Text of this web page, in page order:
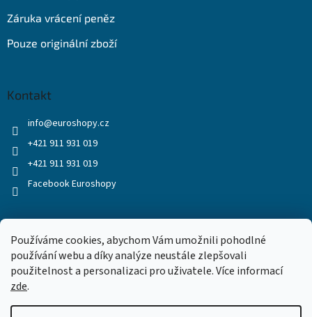
Používáme cookies, abychom Vám umožnili pohodlné
používání webu a díky analýze neustále zlepšovali
použitelnost a personalizaci pro uživatele. Více informací
zde.
Záruka vrácení peněz
Pouze originální zboží
Kontakt
info@euroshopy.cz
+421 911 931 019
+421 911 931 019
Facebook Euroshopy